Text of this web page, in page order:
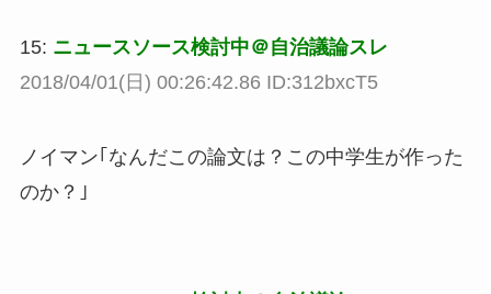
15: ニュースソース検討中＠自治議論スレ
2018/04/01(日) 00:26:42.86 ID:312bxcT5
ノイマン｢なんだこの論文は？この中学生が作った
のか？｣